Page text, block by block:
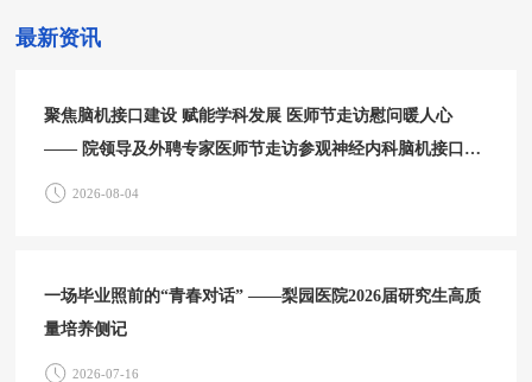
最新资讯
聚焦脑机接口建设 赋能学科发展 医师节走访慰问暖人心
—— 院领导及外聘专家医师节走访参观神经内科脑机接口中
心
2026-08-04
一场毕业照前的“青春对话” ——梨园医院2026届研究生高质
量培养侧记
2026-07-16